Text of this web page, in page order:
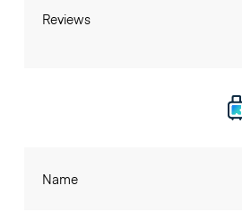
Reviews
Name